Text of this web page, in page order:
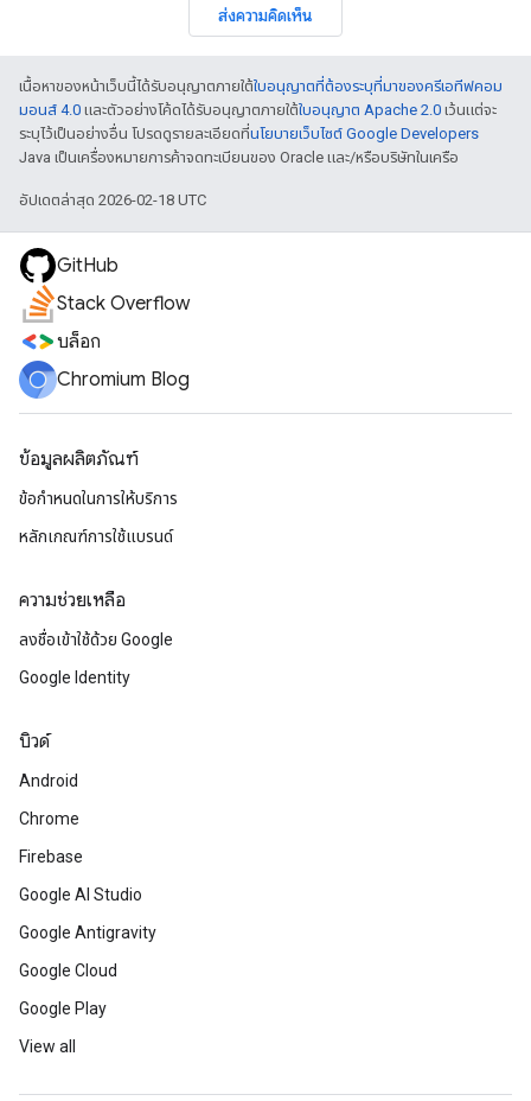
ส่งความคิดเห็น
เนื้อหาของหน้าเว็บนี้ได้รับอนุญาตภายใต้ใบอนุญาตที่ต้องระบุที่มาของครีเอทีฟคอม
มอนส์ 4.0 และตัวอย่างโค้ดได้รับอนุญาตภายใต้ใบอนุญาต Apache 2.0 เว้นแต่จะ
ระบุไว้เป็นอย่างอื่น โปรดดูรายละเอียดที่นโยบายเว็บไซต์ Google Developers
Java เป็นเครื่องหมายการค้าจดทะเบียนของ Oracle และ/หรือบริษัทในเครือ
อัปเดตล่าสุด 2026-02-18 UTC
GitHub
Stack Overflow
บล็อก
Chromium Blog
ข้อมูลผลิตภัณฑ์
ข้อกำหนดในการให้บริการ
หลักเกณฑ์การใช้แบรนด์
ความช่วยเหลือ
ลงชื่อเข้าใช้ด้วย Google
Google Identity
บิวด์
Android
Chrome
Firebase
Google AI Studio
Google Antigravity
Google Cloud
Google Play
View all